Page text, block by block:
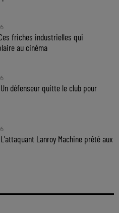
friches industrielles qui
au cinéma
défenseur quitte le club pour
Lanroy Machine prêté aux